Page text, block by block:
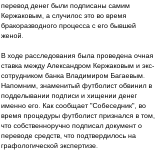
перевод денег были подписаны самим
Кержаковым, а случилос это во время
бракоразводного процесса с его бывшей
женой.
В ходе расследования была проведена очная
ставка между Александром Кержаковым и экс-
сотрудником банка Владимиром Багаевым.
Напомним, знаменитый футболист обвинил в
подделывании подписи и хищении денег
именно его. Как сообщает "Собеседник", во
время процедуры футболист признался в том,
что собственноручно подписал документ о
переводе средств, что подтвердилось на
графологической экспертизе.